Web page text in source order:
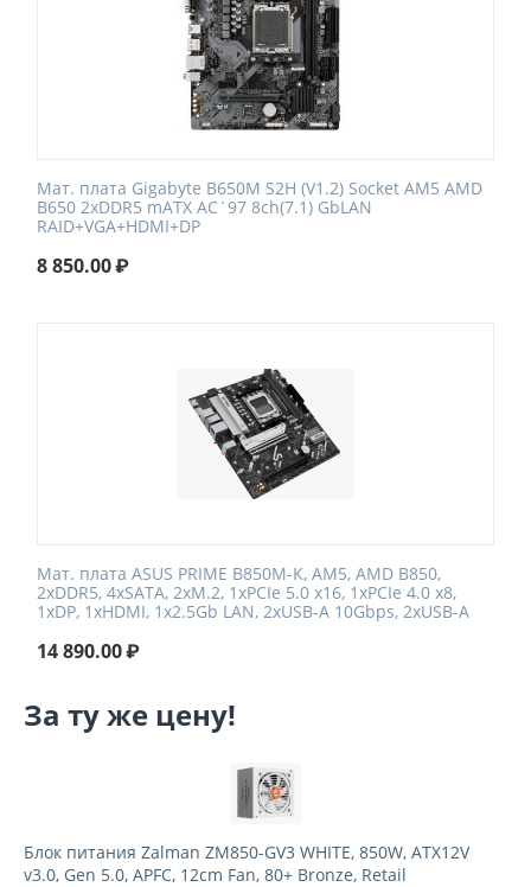
Мат. плата Gigabyte B650M S2H (V1.2) Socket AM5 AMD
B650 2xDDR5 mATX AC`97 8ch(7.1) GbLAN
RAID+VGA+HDMI+DP
8 850.00₽
Мат. плата ASUS PRIME B850M-K, AM5, AMD B850,
2xDDR5, 4xSATA, 2xM.2, 1xPCIe 5.0 x16, 1xPCIe 4.0 x8,
1xDP, 1xHDMI, 1x2.5Gb LAN, 2xUSB-A 10Gbps, 2xUSB-A
14 890.00₽
За ту же цену!
Блок питания Zalman ZM850-GV3 WHITE, 850W, ATX12V
v3.0, Gen 5.0, APFC, 12cm Fan, 80+ Bronze, Retail